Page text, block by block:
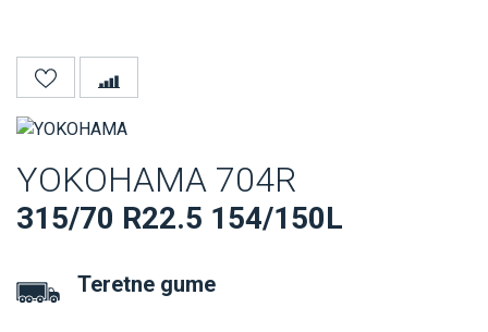
YOKOHAMA 704R
315/70 R22.5 154/150L
Teretne gume